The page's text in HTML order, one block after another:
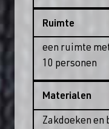
Ruimte
een ruimte
10 personen
Materialen
Zakdoeken en